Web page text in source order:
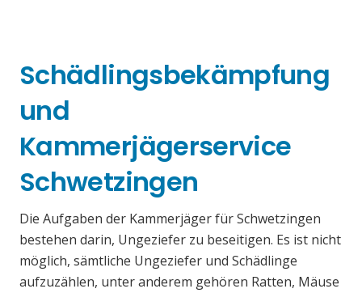
Schädlingsbekämpfung
und
Kammerjägerservice
Schwetzingen
Die Aufgaben der Kammerjäger für Schwetzingen
bestehen darin, Ungeziefer zu beseitigen. Es ist nicht
möglich, sämtliche Ungeziefer und Schädlinge
aufzuzählen, unter anderem gehören Ratten, Mäuse